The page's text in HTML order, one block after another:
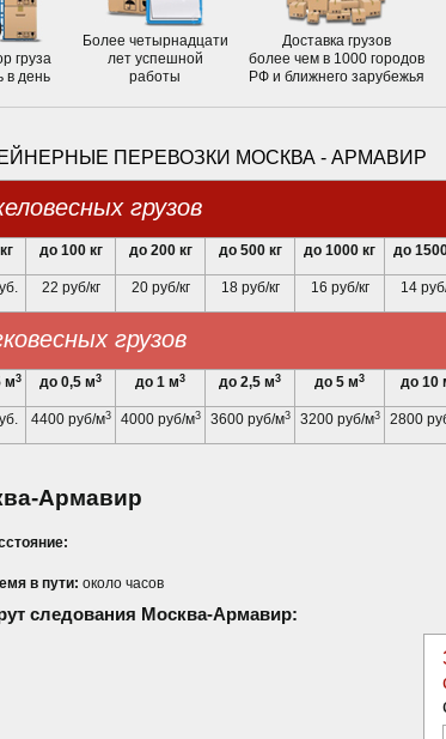
груза
в день
Более четырнадцати
лет успешной
работы
Доставка грузов
более чем в 1000 городов
РФ и ближнего зарубежья
ПЕРЕВОЗКИ МОСКВА - АРМАВИР
грузов
до 100 кг до 200 кг до 500 кг до 1000 кг до
22 руб/кг 20 руб/кг 18 руб/кг 16 руб/кг 14
грузов
м3 до 0,5 м3 до 1 м3 до 2,5 м3 до 5 м3 до 10
4400 руб/м3 4000 руб/м3 3600 руб/м3 3200 руб/м3 2800
Армавир
в пути: около часов
следования Москва-Армавир: